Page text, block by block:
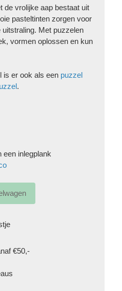
de vrolijke aap bestaat uit
pasteltinten zorgen voor
Met puzzelen
vormen oplossen en kun
is er ook als een puzzel
.
een inlegplank
€50,-